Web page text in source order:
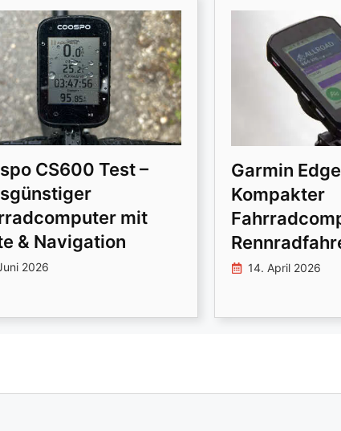
CS600 Test –
mit
& Navigation
2026
Garmin
Kompakter
14. April 2026